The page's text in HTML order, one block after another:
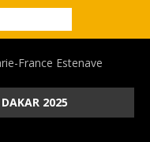
2025